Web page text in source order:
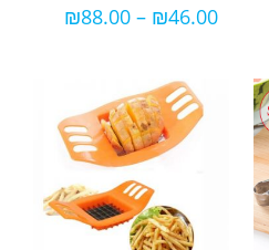
₪46.00
–
₪88.00